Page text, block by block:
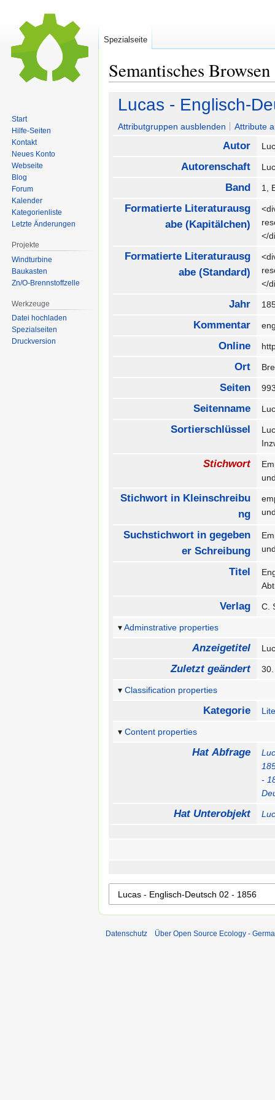
Semantisches Browsen
Zur
Navigation
springen
Zur
Suche
springen
Lucas - Englisch-
Attributgruppen ausblenden Attribute
Autor
Autorenschaft
Band 1,
Formatierte Literaturausg
abe (Kapitälchen)
</
Formatierte Literaturausg
abe (Standard)
</
Jahr
Kommentar
Online
Ort
Seiten
Seitenname
Sortierschlüssel
Stichwort
Stichwort in Kleinschreibu
ng
Suchstichwort in gegeben
er Schreibung
Titel
Verlag C.
Adminstrative properties
Anzeigetitel
Zuletzt geändert
Classification properties
Kategorie
Content properties
Hat Abfrage
-
Hat Unterobjekt
Spezialseite
Start
Hilfe-Seiten
Kontakt
Neues Konto
Webseite
Blog
Forum
Kalender
Kategorienliste
Letzte Änderungen
Projekte
Windturbine
Baukasten
Zn/O-Brennstoffzelle
Werkzeuge
Datei hochladen
Spezialseiten
Druckversion
Datenschutz Über Open Source Ecology -